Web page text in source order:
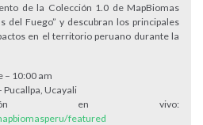
de la Colección 1.0 de MapBiomas
del Fuego” y descubran los principales
en el territorio peruano durante la
– 10:00 am
Pucallpa, Ucayali
en vivo:
featured